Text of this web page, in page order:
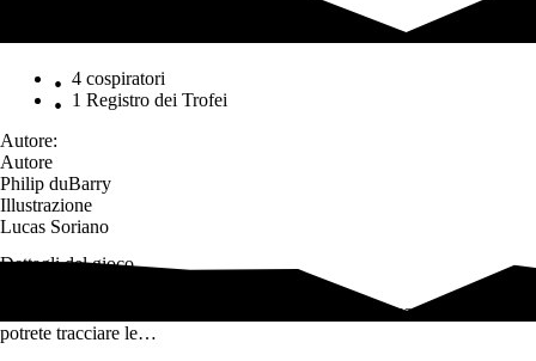
4 cospiratori
1 Registro dei Trofei
Autore:
Autore
Philip duBarry
Illustrazione
Lucas Soriano
Dettagli del gioco
Include 4 nuovi cospiratori e un Registro dei Trofei, con il quale
potrete tracciare le…